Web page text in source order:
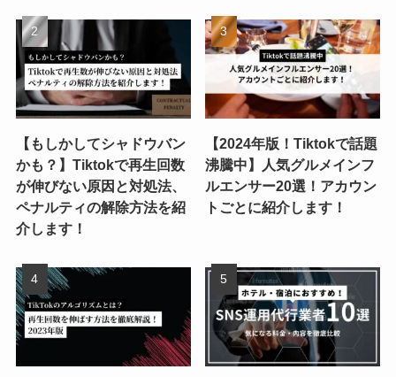
【もしかしてシャドウバン
かも？】Tiktokで再生回数
が伸びない原因と対処法、
ペナルティの解除方法を紹
介します！
【2024年版！Tiktokで話題
沸騰中】人気グルメインフ
ルエンサー20選！アカウン
トごとに紹介します！